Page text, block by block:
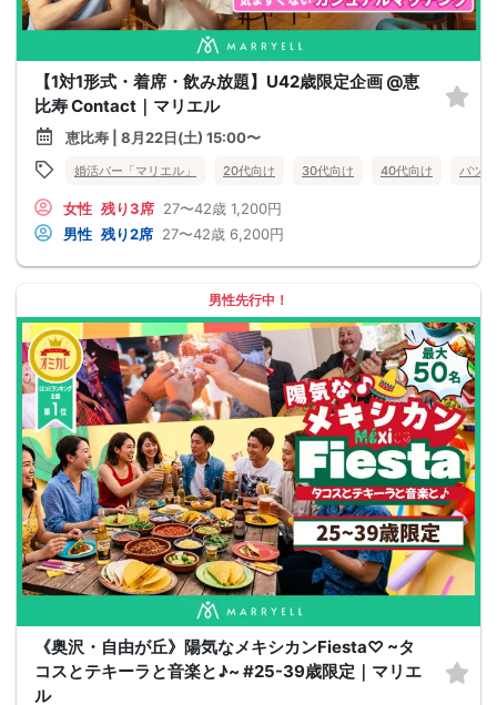
【1対1形式・着席・飲み放題】U42歳限定企画 @恵
比寿 Contact｜マリエル
恵比寿 | 8月22日(土) 15:00〜
婚活バー「マリエル」 20代向け 30代向け 40代向け バツ
女性 残り3席 27〜42歳 1,200円
男性 残り2席 27〜42歳 6,200円
男性先行中！
《奥沢・自由が丘》陽気なメキシカンFiesta♡ ~タ
コスとテキーラと音楽と♪~ #25-39歳限定｜マリエ
ル